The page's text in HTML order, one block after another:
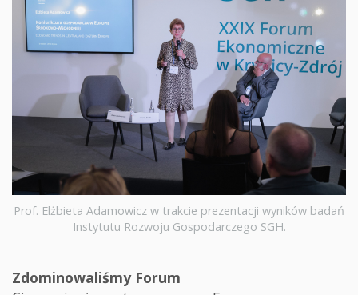
Prof. Elżbieta Adamowicz w trakcie prezentacji wyników badań
Instytutu Rozwoju Gospodarczego SGH.
Zdominowaliśmy Forum